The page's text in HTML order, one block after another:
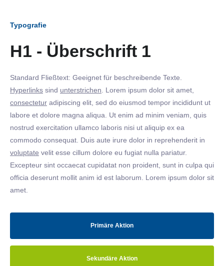
Typografie
H1 - Überschrift 1
Standard Fließtext: Geeignet für beschreibende Texte.
Hyperlinks sind unterstrichen . Lorem ipsum dolor sit amet,
consectetur adipiscing elit, sed do eiusmod tempor incididunt ut
labore et dolore magna aliqua. Ut enim ad minim veniam, quis
nostrud exercitation ullamco laboris nisi ut aliquip ex ea
commodo consequat. Duis aute irure dolor in reprehenderit in
voluptate velit esse cillum dolore eu fugiat nulla pariatur.
Excepteur sint occaecat cupidatat non proident, sunt in culpa qui
officia deserunt mollit anim id est laborum. Lorem ipsum dolor sit
amet.
Primäre Aktion
Sekundäre Aktion